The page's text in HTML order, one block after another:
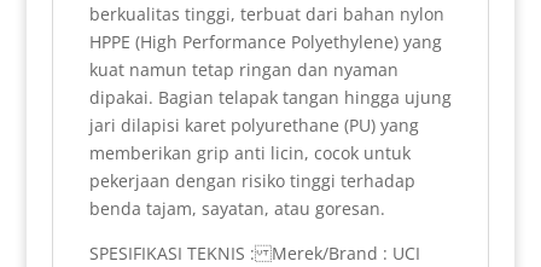
berkualitas tinggi, terbuat dari bahan nylon
HPPE (High Performance Polyethylene) yang
kuat namun tetap ringan dan nyaman
dipakai. Bagian telapak tangan hingga ujung
jari dilapisi karet polyurethane (PU) yang
memberikan grip anti licin, cocok untuk
pekerjaan dengan risiko tinggi terhadap
benda tajam, sayatan, atau goresan.
SPESIFIKASI TEKNIS : Merek/Brand : UCI